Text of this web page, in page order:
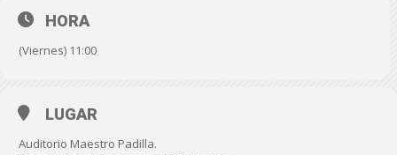
HORA
(Viernes) 11:00
LUGAR
Auditorio Maestro Padilla.